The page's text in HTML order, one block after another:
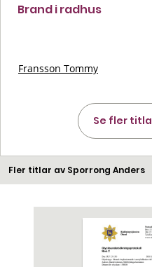
Brand i radhus
Fransson Tommy
Se fler
Fler titlar av Sporrong Anders